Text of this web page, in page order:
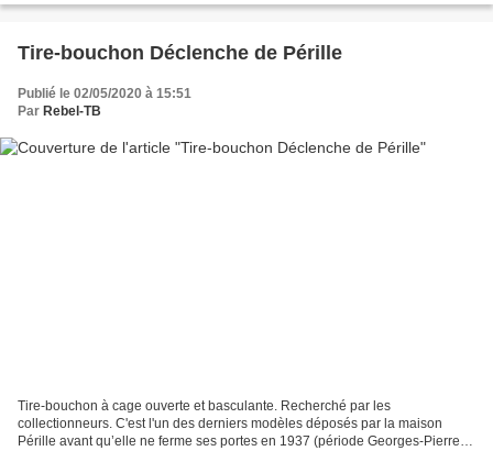
Tire-bouchon Déclenche de Pérille
Publié le 02/05/2020 à 15:51
Par Rebel-TB
Tire-bouchon à cage ouverte et basculante. Recherché par les
collectionneurs. C'est l'un des derniers modèles déposés par la maison
Pérille avant qu’elle ne ferme ses portes en 1937 (période Georges-Pierre